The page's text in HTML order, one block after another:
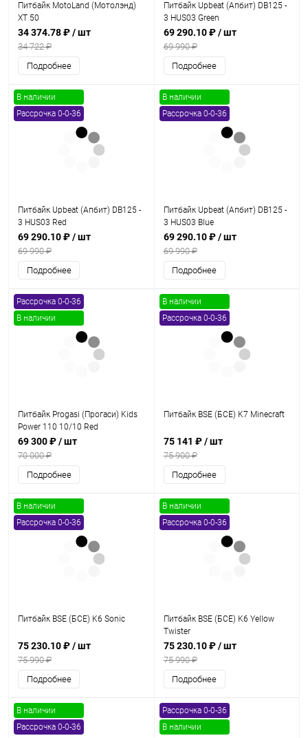
Питбайк MotoLand (Мотолэнд)
XT 50
34 374.78 ₽/ шт
34 722 ₽
Подробнее
Питбайк Upbeat (Апбит) DB125 -
3 HUS03 Green
69 290.10 ₽/ шт
69 990 ₽
Подробнее
В наличии
Рассрочка 0-0-36
Питбайк Upbeat (Апбит) DB125 -
3 HUS03 Red
69 290.10 ₽/ шт
69 990 ₽
Подробнее
В наличии
Рассрочка 0-0-36
Питбайк Upbeat (Апбит) DB125 -
3 HUS03 Blue
69 290.10 ₽/ шт
69 990 ₽
Подробнее
Рассрочка 0-0-36
В наличии
Питбайк Progasi (Прогаси) Kids
Power 110 10/10 Red
69 300 ₽/ шт
70 000 ₽
Подробнее
В наличии
Рассрочка 0-0-36
Питбайк BSE (БСЕ) K7 Minecraft
75 141 ₽/ шт
75 900 ₽
Подробнее
В наличии
Рассрочка 0-0-36
Питбайк BSE (БСЕ) K6 Sonic
75 230.10 ₽/ шт
75 990 ₽
Подробнее
В наличии
Рассрочка 0-0-36
Питбайк BSE (БСЕ) K6 Yellow
Twister
75 230.10 ₽/ шт
75 990 ₽
Подробнее
В наличии
Рассрочка 0-0-36
Рассрочка 0-0-36
В наличии